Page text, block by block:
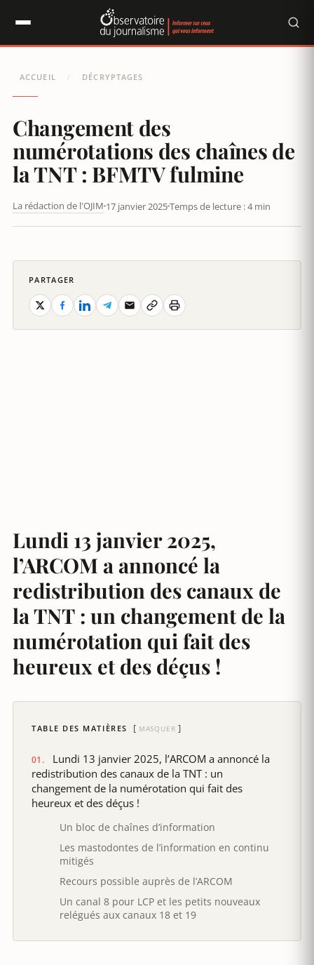
ACCUEIL / DÉCRYPTAGES
Changement des
numérotations des chaînes de
la TNT : BFMTV fulmine
La rédaction de l'OJIM 17 janvier 2025Temps de lecture : 4 min
Lundi 13 janvier 2025,
l’ARCOM a annoncé la
redistribution des canaux de
la TNT : un changement de la
numérotation qui fait des
heureux et des déçus !
TABLE DES MATIÈRES MASQUER
Lundi 13 janvier 2025, l’ARCOM a annoncé la
redistribution des canaux de la TNT : un
changement de la numérotation qui fait des
heureux et des déçus !
Un bloc de chaînes d’information
Les mastodontes de l’information en continu
mitigés
Recours possible auprès de l’ARCOM
Un canal 8 pour LCP et les petits nouveaux
relégués aux canaux 18 et 19
PARTAGER
Panneau de gestion des cookies